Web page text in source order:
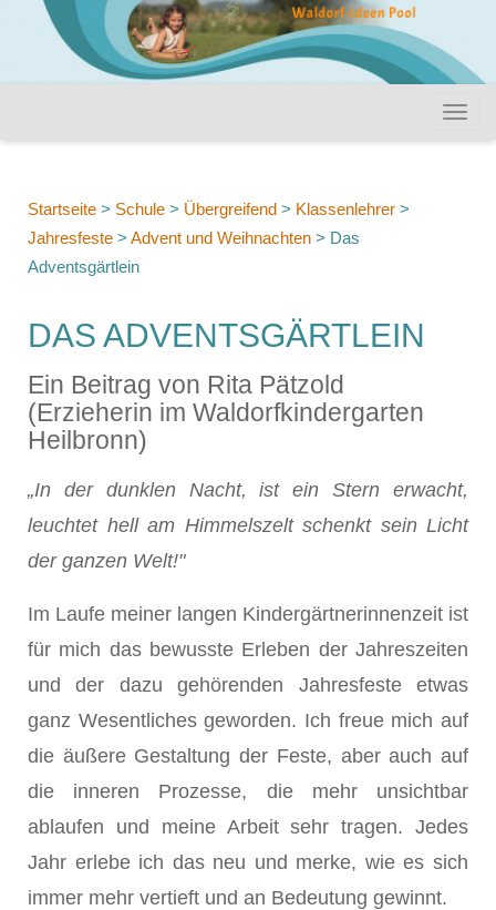
Startseite > Schule > Übergreifend > Klassenlehrer >
Jahresfeste > Advent und Weihnachten > Das
Adventsgärtlein
DAS ADVENTSGÄRTLEIN
Ein Beitrag von Rita Pätzold
(Erzieherin im Waldorfkindergarten
Heilbronn)
„In der dunklen Nacht, ist ein Stern erwacht,
leuchtet hell am Himmelszelt schenkt sein Licht
der ganzen Welt!"
Im Laufe meiner langen Kindergärtnerinnenzeit ist
für mich das bewusste Erleben der Jahreszeiten
und der dazu gehö­renden Jahresfeste etwas
ganz Wesentliches geworden. Ich freue mich auf
die äußere Gestaltung der Feste, aber auch auf
die inneren Prozesse, die mehr unsichtbar
ablaufen und meine Arbeit sehr tragen. Jedes
Jahr erlebe ich das neu und merke, wie es sich
immer mehr vertieft und an Bedeutung gewinnt.